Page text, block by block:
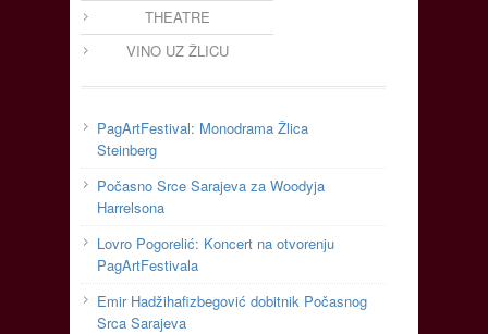
THEATRE
VINO UZ ŽLICU
PagArtFestival: Monodrama Žlica
Steinberg
Počasno Srce Sarajeva za Woodyja
Harrelsona
Lovro Pogorelić: Koncert na otvorenju
PagArtFestivala
Emir Hadžihafizbegović dobitnik Počasnog
Srca Sarajeva